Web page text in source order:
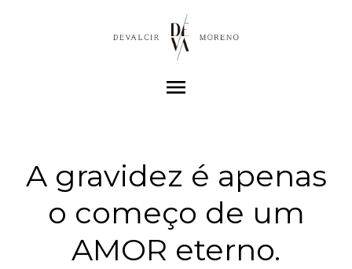
menu
A gravidez é apenas
o começo de um
AMOR eterno.